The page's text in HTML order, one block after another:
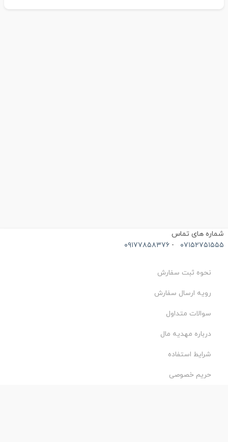
های تماس
- ۰۹۱۷۷۸۵۸۳۷۶
نحوه ثبت سفارش
رویه ارسال سفارش
سوالات متداول
درباره مهدیه مال
شرایط استفاده
حریم خصوصی